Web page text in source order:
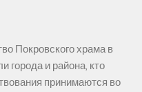
Покровского храма в
города и района, кто
принимаются во